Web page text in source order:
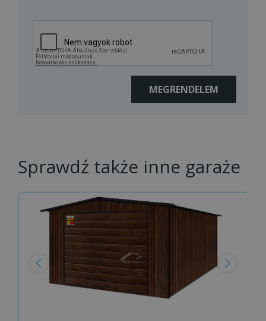
Sprawdź także inne garaże